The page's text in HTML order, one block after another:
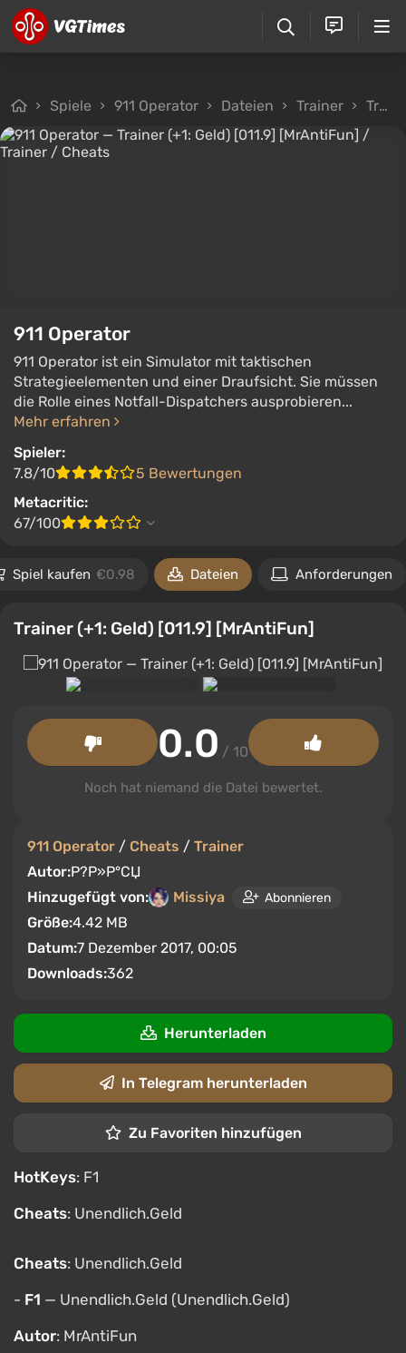
Spiele 911 Operator Dateien Trainer Trainer (+1: Geld) [011.9] [MrAntiFun]
911 Operator
911 Operator ist ein Simulator mit taktischen
Strategieelementen und einer Draufsicht. Sie müssen
die Rolle eines Notfall-Dispatchers ausprobieren...
Mehr erfahren
Spieler:
7.8/10
5 Bewertungen
Metacritic:
67/100
Spiel kaufen €0.98 Dateien Anforderungen
Trainer (+1: Geld) [011.9] [MrAntiFun]
911 Operator / Cheats / Trainer
Autor:Р?Р»Р°СЏ
Hinzugefügt von:
Missiya Abonnieren
Größe:4.42 MB
Datum:7 Dezember 2017, 00:05
Downloads:362
0.0 / 10
Noch hat niemand die Datei bewertet.
Herunterladen
In Telegram herunterladen
Zu Favoriten hinzufügen
HotKeys: F1
Cheats: Unendlich.Geld
Cheats: Unendlich.Geld
- F1 — Unendlich.Geld (Unendlich.Geld)
Autor: MrAntiFun